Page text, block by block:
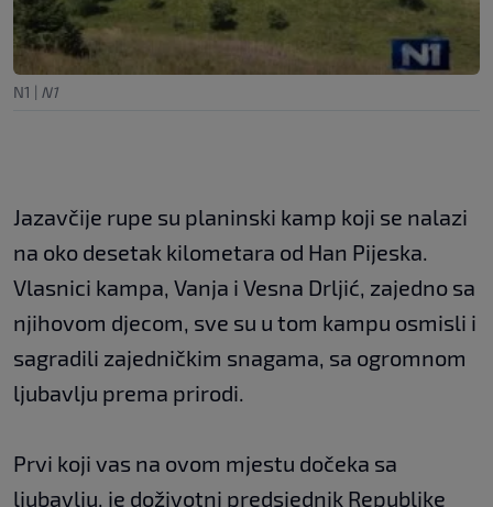
N1 | N1
Jazavčije rupe su planinski kamp koji se nalazi
na oko desetak kilometara od Han Pijeska.
Vlasnici kampa, Vanja i Vesna Drljić, zajedno sa
njihovom djecom, sve su u tom kampu osmisli i
sagradili zajedničkim snagama, sa ogromnom
ljubavlju prema prirodi.
Prvi koji vas na ovom mjestu dočeka sa
ljubavlju, je doživotni predsjednik Republike